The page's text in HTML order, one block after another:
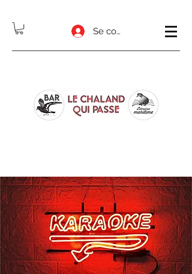
Se connecter